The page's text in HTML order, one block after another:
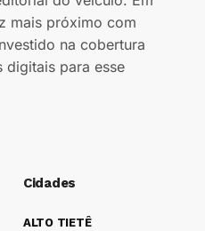
mais próximo com
na cobertura
digitais para esse
Cidades
ALTO TIETÊ